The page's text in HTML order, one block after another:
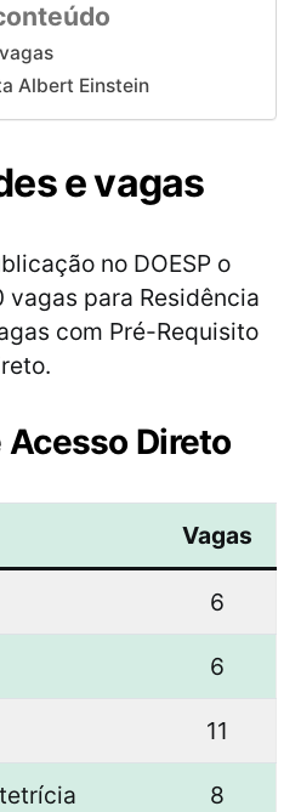
Albert Einstein
e vagas
no DOESP o
vagas para Residência
com Pré-Requisito
Acesso Direto
Vagas
6
6
11
8